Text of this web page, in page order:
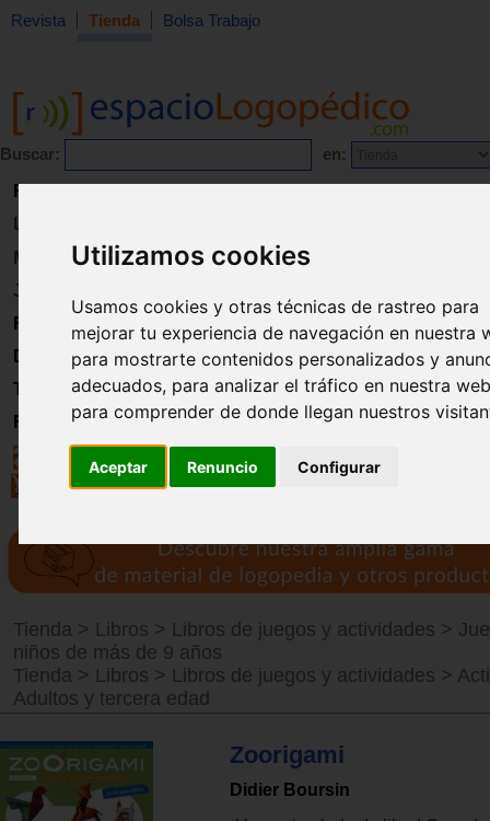
Utilizamos cookies
Usamos cookies y otras técnicas de rastreo para
mejorar tu experiencia de navegación en nuestra
para mostrarte contenidos personalizados y
adecuados, para analizar el tráfico en nuestra
para comprender de donde llegan nuestros
Aceptar Renuncio Configurar
Revista Tienda Bolsa Trabajo
Buscar: en:
Revista
Libros
Material
Juguetes
Formación
Directorio
Trabajo
Registro
Tienda > Libros > Libros de juegos y actividades >
niños de más de 9 años
Tienda > Libros > Libros de juegos y actividades >
Adultos y tercera edad
Zoorigami
Didier Boursin